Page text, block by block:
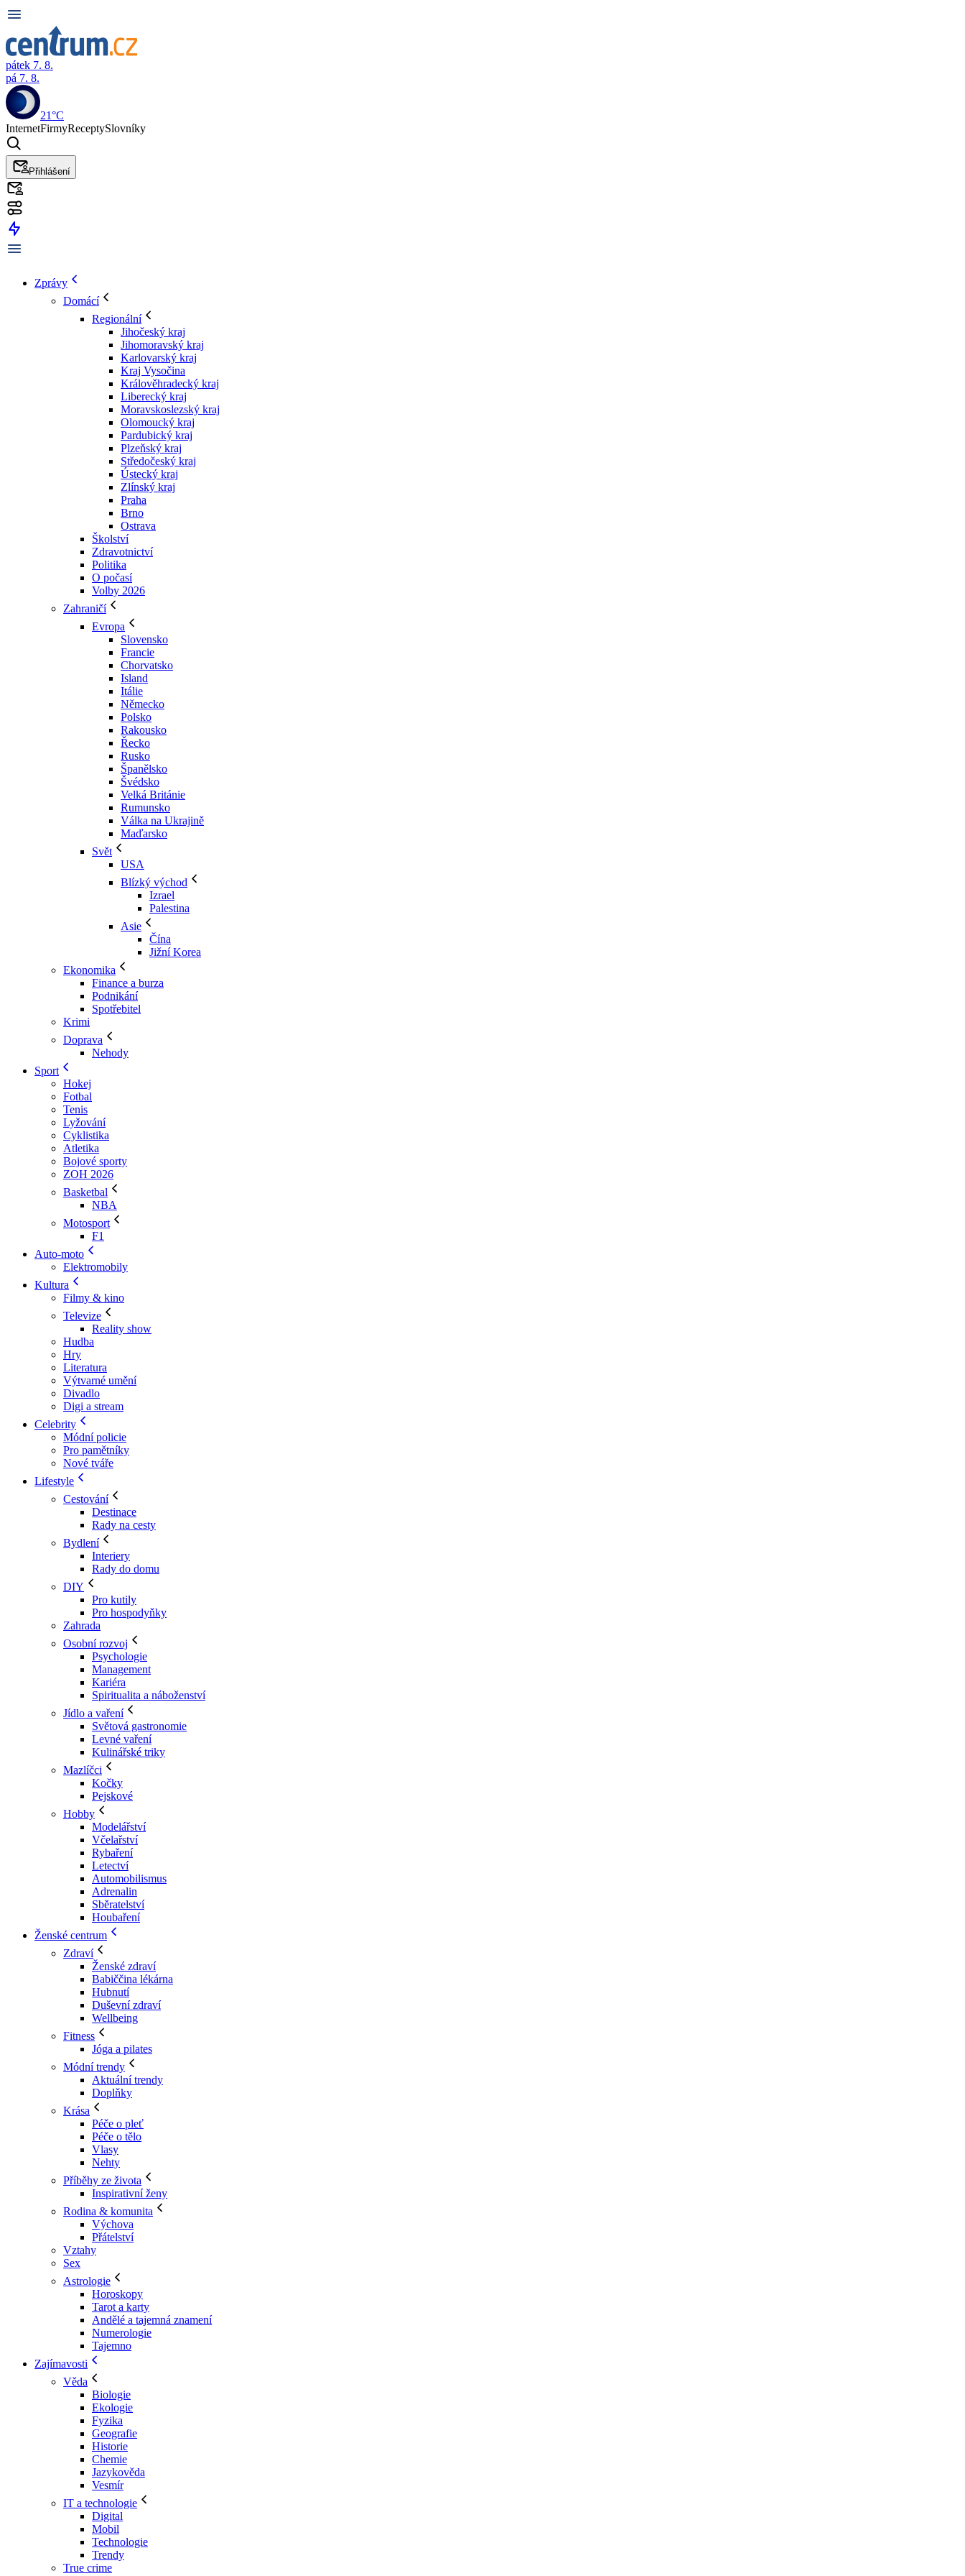
pátek 7. 8.
pá 7. 8.
21°C
InternetFirmyReceptySlovníky
Přihlášení
Zprávy
Domácí
Regionální
Jihočeský kraj
Jihomoravský kraj
Karlovarský kraj
Kraj Vysočina
Králověhradecký kraj
Liberecký kraj
Moravskoslezský kraj
Olomoucký kraj
Pardubický kraj
Plzeňský kraj
Středočeský kraj
Ústecký kraj
Zlínský kraj
Praha
Brno
Ostrava
Školství
Zdravotnictví
Politika
O počasí
Volby 2026
Zahraničí
Evropa
Slovensko
Francie
Chorvatsko
Island
Itálie
Německo
Polsko
Rakousko
Řecko
Rusko
Španělsko
Švédsko
Velká Británie
Rumunsko
Válka na Ukrajině
Maďarsko
Svět
USA
Blízký východ
Izrael
Palestina
Asie
Čína
Jižní Korea
Ekonomika
Finance a burza
Podnikání
Spotřebitel
Krimi
Doprava
Nehody
Sport
Hokej
Fotbal
Tenis
Lyžování
Cyklistika
Atletika
Bojové sporty
ZOH 2026
Basketbal
NBA
Motosport
F1
Auto-moto
Elektromobily
Kultura
Filmy & kino
Televize
Reality show
Hudba
Hry
Literatura
Výtvarné umění
Divadlo
Digi a stream
Celebrity
Módní policie
Pro pamětníky
Nové tváře
Lifestyle
Cestování
Destinace
Rady na cesty
Bydlení
Interiery
Rady do domu
DIY
Pro kutily
Pro hospodyňky
Zahrada
Osobní rozvoj
Psychologie
Management
Kariéra
Spiritualita a náboženství
Jídlo a vaření
Světová gastronomie
Levné vaření
Kulinářské triky
Mazlíčci
Kočky
Pejskové
Hobby
Modelářství
Včelařství
Rybaření
Letectví
Automobilismus
Adrenalin
Sběratelství
Houbaření
Ženské centrum
Zdraví
Ženské zdraví
Babiččina lékárna
Hubnutí
Duševní zdraví
Wellbeing
Fitness
Jóga a pilates
Módní trendy
Aktuální trendy
Doplňky
Krása
Péče o pleť
Péče o tělo
Vlasy
Nehty
Příběhy ze života
Inspirativní ženy
Rodina & komunita
Výchova
Přátelství
Vztahy
Sex
Astrologie
Horoskopy
Tarot a karty
Andělé a tajemná znamení
Numerologie
Tajemno
Zajímavosti
Věda
Biologie
Ekologie
Fyzika
Geografie
Historie
Chemie
Jazykověda
Vesmír
IT a technologie
Digital
Mobil
Technologie
Trendy
True crime